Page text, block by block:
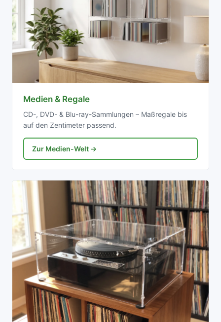
Medien & Regale
CD-, DVD- & Blu-ray-Sammlungen – Maßregale bis
auf den Zentimeter passend.
Zur Medien-Welt →